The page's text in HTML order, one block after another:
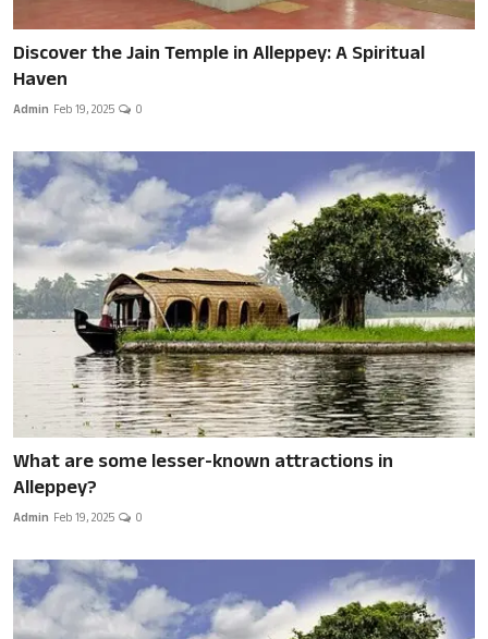
Discover the Jain Temple in Alleppey: A Spiritual
Haven
Admin Feb 19, 2025 0
What are some lesser-known attractions in
Alleppey?
Admin Feb 19, 2025 0